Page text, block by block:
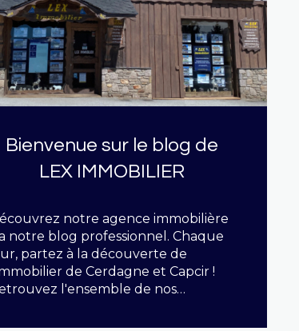
Bienvenue sur le blog de
LEX IMMOBILIER
notre agence immobilière
notre blog professionnel. Chaque
partez à la découverte de
de Cerdagne et Capcir !
l'ensemble de nos
http://www.leximmobilier.com
LIRE CETTE ACTU